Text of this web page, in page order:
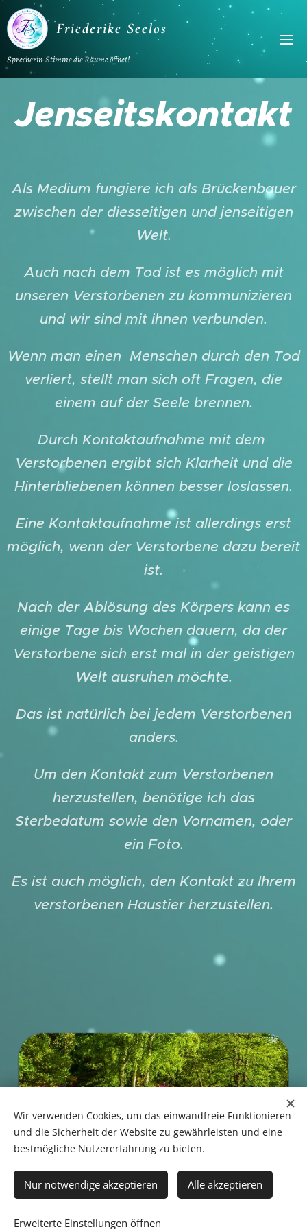
Friederike Seelos
Sprecherin-Stimme die Räume öffnet!
Jenseitskontakt
Als Medium fungiere ich als Brückenbauer
zwischen der diesseitigen und jenseitigen
Welt.
Auch nach dem Tod ist es möglich mit
unseren Verstorbenen zu kommunizieren
und wir sind mit ihnen verbunden.
Wenn man einen Menschen durch den Tod
verliert, stellt man sich oft Fragen, die
einem auf der Seele brennen.
Durch Kontaktaufnahme mit dem
Verstorbenen ergibt sich Klarheit und die
Hinterbliebenen können besser loslassen.
Eine Kontaktaufnahme ist allerdings erst
möglich, wenn der Verstorbene dazu bereit
ist.
Nach der Ablösung des Körpers kann es
einige Tage bis Wochen dauern, da der
Verstorbene sich erst mal in der geistigen
Welt ausruhen möchte.
Das ist natürlich bei jedem Verstorbenen
anders.
Um den Kontakt zum Verstorbenen
herzustellen, benötige ich das
Sterbedatum sowie den Vornamen, oder
ein Foto.
Es ist auch möglich, den Kontakt zu Ihrem
verstorbenen Haustier herzustellen.
Wir verwenden Cookies, um das einwandfreie Funktionieren
und die Sicherheit der Website zu gewährleisten und eine
bestmögliche Nutzererfahrung zu bieten.
Nur notwendige akzeptieren Alle akzeptieren
Erweiterte Einstellungen öffnen